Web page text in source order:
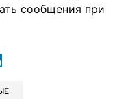
сообщения при
Facebook
в Xв Viber
в Whatsapp
в Messenger
отправить в LinkedIn